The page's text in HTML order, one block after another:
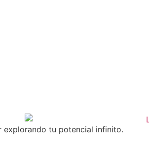
explorando tu potencial infinito.